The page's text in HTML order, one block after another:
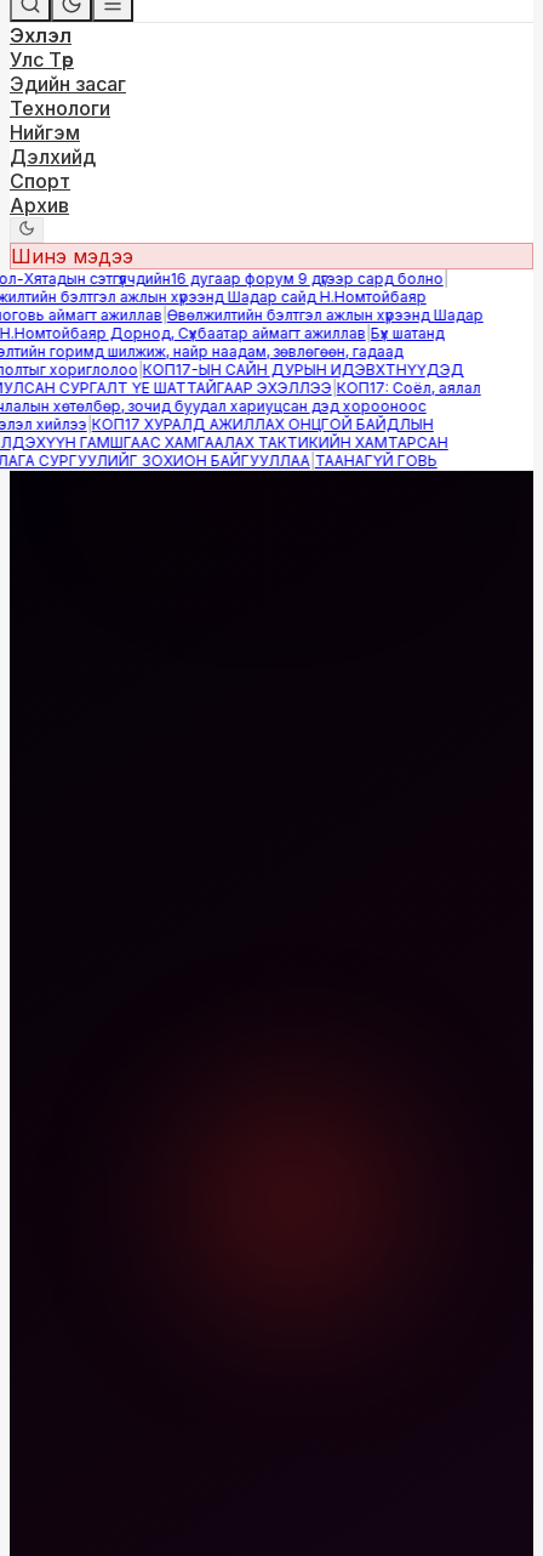
Эхлэл
Улс Төр
Эдийн засаг
Технологи
Нийгэм
Дэлхийд
Спорт
Архив
Шинэ мэдээ
сэтгүүлчдийн16 дугаар форум 9 дүгээр сард болно|
бэлтгэл ажлын хүрээнд Шадар сайд Н.Номтойбаяр
аймагт ажиллав|Өвөлжилтийн бэлтгэл ажлын хүрээнд Шадар
Дорнод, Сүхбаатар аймагт ажиллав|Бүх шатанд
горимд шилжиж, найр наадам, зөвлөгөөн, гадаад
хориглолоо|КОП17-ЫН САЙН ДУРЫН ИДЭВХТНҮҮДЭД
СУРГАЛТ ҮЕ ШАТТАЙГААР ЭХЭЛЛЭЭ|КОП17: Соёл, аялал
хөтөлбөр, зочид буудал хариуцсан дэд хорооноос
хийлээ|КОП17 ХУРАЛД АЖИЛЛАХ ОНЦГОЙ БАЙДЛЫН
ГАМШГААС ХАМГААЛАХ ТАКТИКИЙН ХАМТАРСАН
СУРГУУЛИЙГ ЗОХИОН БАЙГУУЛЛАА|ТААНАГҮЙ ГОВЬ